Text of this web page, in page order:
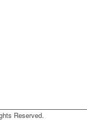
Reserved.